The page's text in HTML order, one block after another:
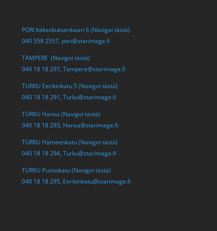
PORI Itäkeskuksenkaari 6 (Navigoi tästä)
040 558 2557, pori@starimage.fi
TAMPERE (Navigoi tästä)
040 18 18 297, Tampere@starimage.fi
TURKU Eerikinkatu 5 (Navigoi tästä)
040 18 18 291, Turku@starimage.fi
TURKU Hansa (Navigoi tästä)
040 18 18 293, Hansa@starimage.fi
TURKU Hämeenkatu (Navigoi tästä)
040 18 18 294, Turku@starimage.fi
TURKU Puistokatu (Navigoi tästä)
040 18 18 295, Eerikinkatu@starimage.fi